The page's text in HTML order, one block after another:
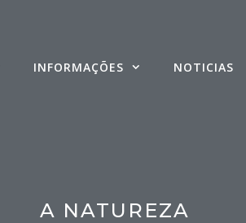
INFORMAÇÕES NOTICIAS
A NATUREZA